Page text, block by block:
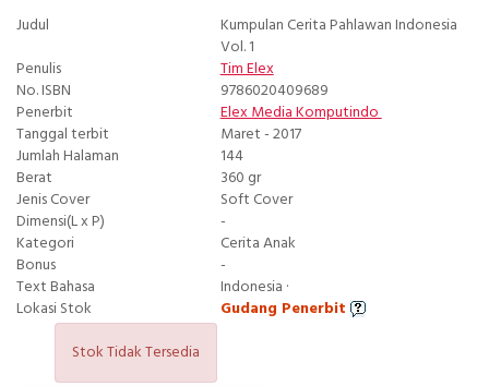
Judul
Kumpulan Cerita Pahlawan Indonesia
Vol. 1
Penulis
Tim Elex
No. ISBN
9786020409689
Penerbit
Elex Media Komputindo
Tanggal terbit
Maret - 2017
Jumlah Halaman
144
Berat
360 gr
Jenis Cover
Soft Cover
Dimensi(L x P)
-
Kategori
Cerita Anak
Bonus
-
Text Bahasa
Indonesia ·
Lokasi Stok
Gudang Penerbit
Stok Tidak Tersedia